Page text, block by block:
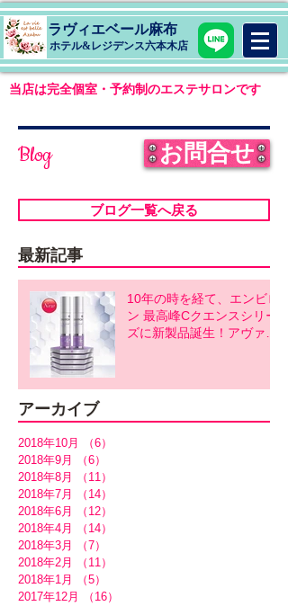
ラヴィエベール麻布
​ホテル&レジデンス六本木店
当店は完全個室・予約制のエステサロンです
Blog お問合せ
ブログ一覧へ戻る
最新記事
10年の時を経て、エンビロ
ン 最高峰Cクエンスシリー
ズに新製品誕生！アヴァン
アーカイブ
2018年10月 （6）
2018年9月
（6）
2018年8月
（11）
2018年7月
（14）
2018年6月
（12）
2018年4月
（14）
2018年3月
（7）
2018年2月
（11）
2018年1月
（5）
2017年12月
（16）